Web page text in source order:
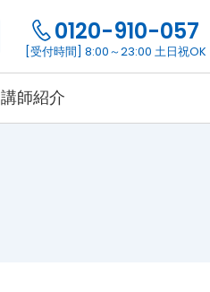
0120-910-057
[受付時間] 8:00～23:00 土日祝OK
講師紹介